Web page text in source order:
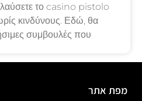
το casino pistolo
κινδύνους. Εδώ, θα
συμβουλές που
מפת אתר